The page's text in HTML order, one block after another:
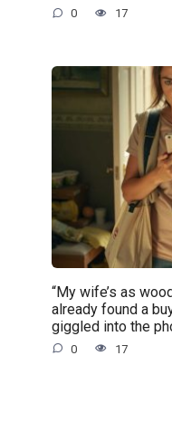
0 17
“My wife’s as
already found a
giggled into the
0 17